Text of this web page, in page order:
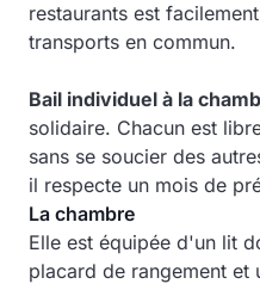
restaurants est
transports en commun.
Bail individuel à la
solidaire. Chacun est
sans se soucier des
il respecte un mois de
La chambre
Elle est équipée d'un lit
placard de rangement et